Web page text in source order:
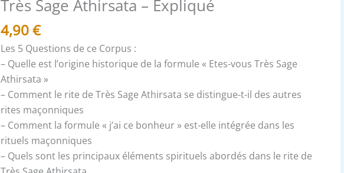
Très Sage Athirsata – Expliqué
4,90€
Les 5 Questions de ce Corpus :
– Quelle est l’origine historique de la formule « Etes-vous Très Sage
Athirsata »
– Comment le rite de Très Sage Athirsata se distingue-t-il des autres
rites maçonniques
– Comment la formule « j’ai ce bonheur » est-elle intégrée dans les
rituels maçonniques
– Quels sont les principaux éléments spirituels abordés dans le rite de
quantité
Très
Sage
Athirsata
-
Expliqué